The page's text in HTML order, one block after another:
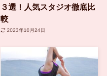
３選！人気スタジオ徹底比
較
2023年10月24日